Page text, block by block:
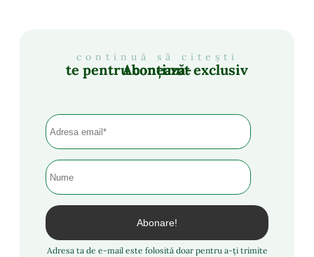
continuă să citești
Abonează-te pentru conținut exclusiv
Adresa ta de e-mail este folosită doar pentru a-ți trimite